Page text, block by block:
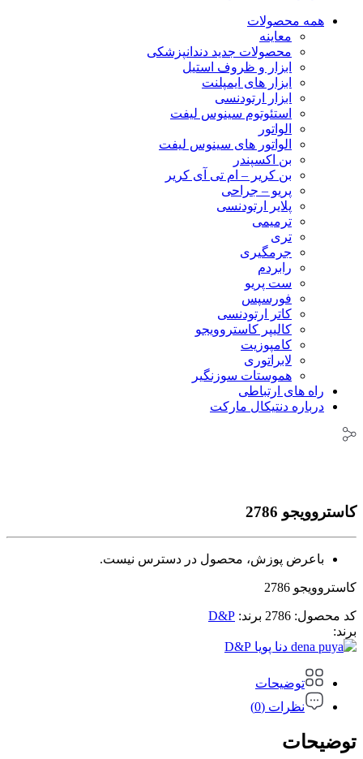
همه محصولات
معاینه
محصولات جدید دندانپزشکی
ابزار و ظروف استیل
ابزار های ایمپلنت
ابزار ارتودنسی
استئوتوم سینوس لیفت
الواتور
الواتور های سینوس لیفت
بن اکسپندر
بن کریر – ام تی آی کریر
پریو – جراحی
پلایر ارتودنسی
ترمیمی
تری
جرمگیری
رابردم
ست پریو
فورسپس
کاتر ارتودنسی
کالیپر کاستروویجو
کامپوزیت
لابراتوری
هموستات سوزنگیر
راه های ارتباطی
درباره دنتیکال مارکت
کاستروویجو 2786
باعرض پوزش، محصول در دسترس نیست.
کاستروویجو 2786
کد محصول: 2786 برند: D&P
برند:
D&P
توضیحات
نظرات (0)
توضیحات